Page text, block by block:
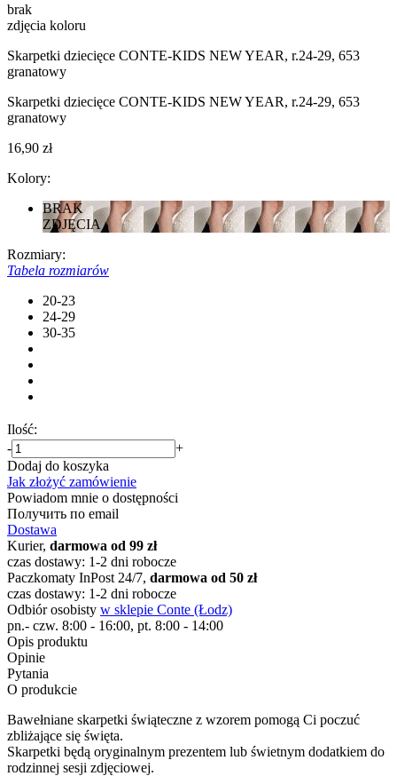
brak
zdjęcia koloru
Skarpetki dziecięce CONTE-KIDS NEW YEAR, r.24-29, 653
granatowy
Skarpetki dziecięce CONTE-KIDS NEW YEAR, r.24-29, 653
granatowy
16,90 zł
Kolory:
BRAK
ZDJĘCIA
Rozmiary:
Tabela rozmiarów
20-23
24-29
30-35
Ilość:
-
+
Dodaj do koszyka
Jak złożyć zamówienie
Powiadom mnie o dostępności
Получить по email
Dostawa
Kurier, darmowa od 99 zł
czas dostawy: 1-2 dni robocze
Paczkomaty InPost 24/7, darmowa od 50 zł
czas dostawy: 1-2 dni robocze
Odbiór osobisty w sklepie Conte (Łodz)
pn.- czw. 8:00 - 16:00, pt. 8:00 - 14:00
Opis produktu
Opinie
Pytania
O produkcie
Bawełniane skarpetki świąteczne z wzorem pomogą Ci poczuć
zbliżające się święta.
Skarpetki będą oryginalnym prezentem lub świetnym dodatkiem do
rodzinnej sesji zdjęciowej.